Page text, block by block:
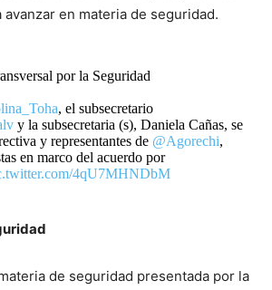
en materia de seguridad.
por la Seguridad
, el subsecretario
y la subsecretaria (s), Daniela Cañas, se
y representantes de @Agorechi,
en marco del acuerdo por
4qU7MHNDbM
31, 2023
de seguridad presentada por la